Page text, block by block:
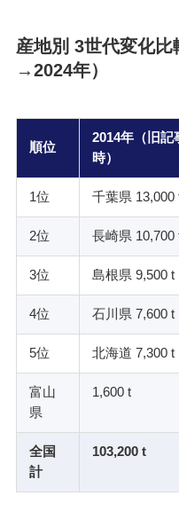
産地別 3世代変化
→2024年）
順位
2014年（旧記
時）
1位 千葉県 13,000
2位 長崎県 10,700
3位 島根県 9,500 t
4位 石川県 7,600 t
5位 北海道 7,300 t
富山
県
1,600 t
全国
計
103,200 t